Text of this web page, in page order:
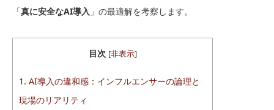
「真に安全なAI導入 」の最適解を考察します。
目次 [非表示]
1. AI導入の違和感：インフルエンサーの論理と
現場のリアリティ